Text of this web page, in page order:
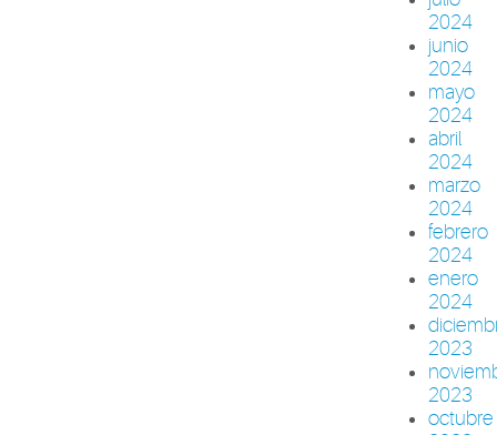
2024
junio
2024
mayo
2024
abril
2024
marzo
2024
febrero
2024
enero
2024
2023
2023
octubre